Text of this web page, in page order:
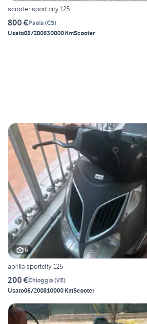
scooter sport city 125
800 €Paola (CS)
Usato03/200630000 KmScooter
6
aprilia sportcity 125
200 €Chioggia (VE)
Usato06/200810000 KmScooter